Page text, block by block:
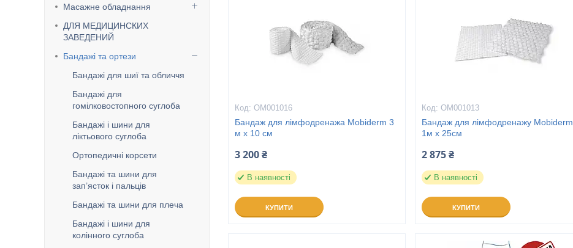
Масажне обладнання
ДЛЯ МЕДИЦИНСКИХ
ЗАВЕДЕНИЙ
Бандажі та ортези
Бандажі для шиї та обличчя
Бандажі для
гомілковостопного суглоба
Бандажі і шини для
ліктьового суглоба
Ортопедичні корсети
Бандажі та шини для
зап’ясток і пальців
Бандажі та шини для плеча
Бандажі і шини для
колінного суглоба
ОМ001016
Бандаж для лімфодренажа Mobiderm 3
м х 10 см
3 200 ₴
В наявності
КУПИТИ
ОМ001013
Бандаж для лімфодренажу Mobiderm
1м x 25см
2 875 ₴
В наявності
КУПИТИ